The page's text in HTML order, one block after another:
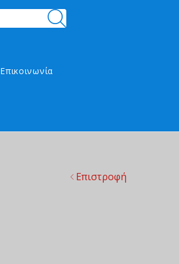
Επικοινωνία
Επιστροφή